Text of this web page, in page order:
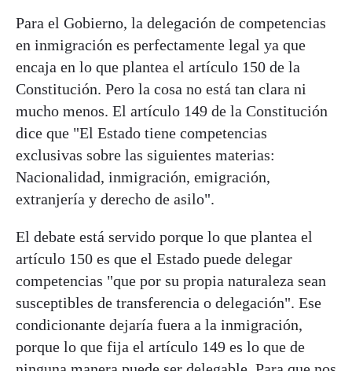
Para el Gobierno, la delegación de competencias
en inmigración es perfectamente legal ya que
encaja en lo que plantea el artículo 150 de la
Constitución. Pero la cosa no está tan clara ni
mucho menos. El artículo 149 de la Constitución
dice que "El Estado tiene competencias
exclusivas sobre las siguientes materias:
Nacionalidad, inmigración, emigración,
extranjería y derecho de asilo".
El debate está servido porque lo que plantea el
artículo 150 es que el Estado puede delegar
competencias "que por su propia naturaleza sean
susceptibles de transferencia o delegación". Ese
condicionante dejaría fuera a la inmigración,
porque lo que fija el artículo 149 es lo que de